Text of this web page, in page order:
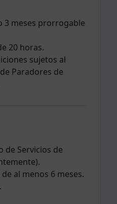
3 meses prorrogable
20 horas.
sujetos al
Paradores de
de Servicios de
al menos 6 meses.